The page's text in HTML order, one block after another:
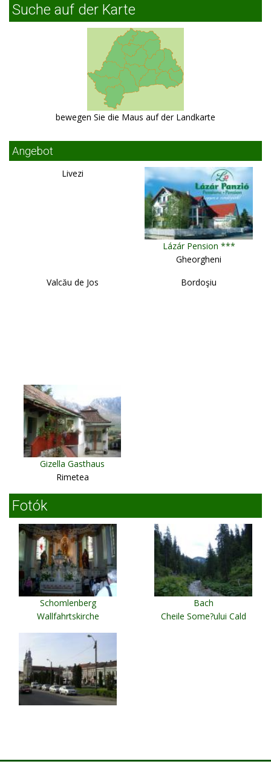
Suche auf der Karte
bewegen Sie die Maus auf der Landkarte
Angebot
Livezi
Lázár Pension ***
Gheorgheni
Valcău de Jos
Bordoşiu
Gizella Gasthaus
Rimetea
Fotók
Schomlenberg
Wallfahrtskirche
Bach
Cheile Some?ului Cald